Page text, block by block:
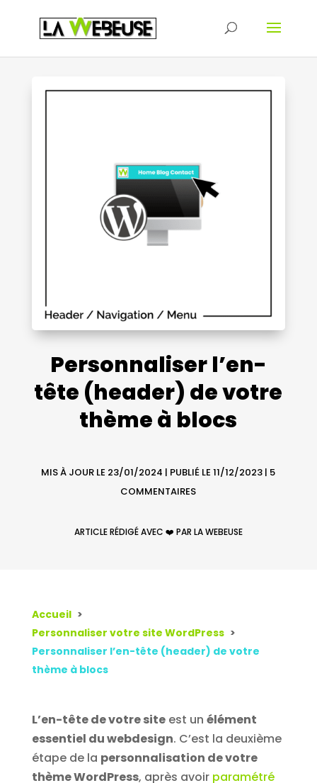
Personnaliser l’en-
tête (header) de votre
thème à blocs
MIS À JOUR LE 23/01/2024 | PUBLIÉ LE 11/12/2023 | 5
COMMENTAIRES
ARTICLE RÉDIGÉ AVEC ❤️ PAR LA WEBEUSE
Accueil
Personnaliser votre site WordPress
Personnaliser l’en-tête (header) de votre
thème à blocs
L’en-tête de votre siteest un élément
essentiel du webdesign. C’est la deuxième
étape de la personnalisation de votre
thème WordPress, après avoir paramétré